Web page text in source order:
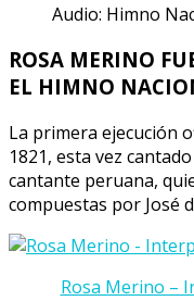
Audio: Himno
ROSA MERINO
EL HIMNO
La primera ejecución
1821, esta vez
cantante peruana,
compuestas por José
Rosa Merino –